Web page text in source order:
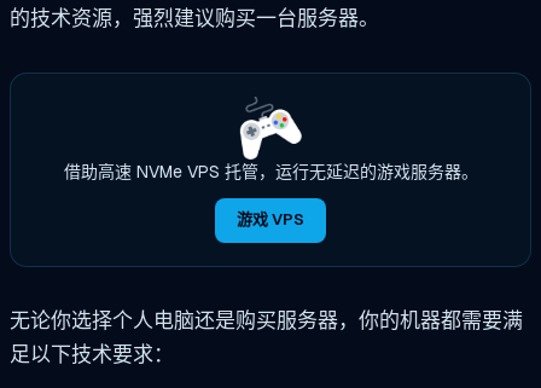
的技术资源，强烈建议购买一台服务器。
借助高速 NVMe VPS 托管，运行无延迟的游戏服务器。
游戏 VPS
无论你选择个人电脑还是购买服务器，你的机器都需要满
足以下技术要求：